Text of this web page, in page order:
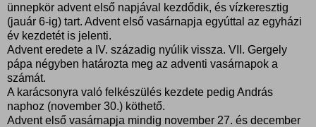
ünnepkör advent első napjával kezdődik, és vízkeresztig
(jauár 6-ig) tart. Advent első vasárnapja egyúttal az egyházi
év kezdetét is jelenti.
Advent eredete a IV. századig nyúlik vissza. VII. Gergely
pápa négyben határozta meg az adventi vasárnapok a
számát.
A karácsonyra való felkészülés kezdete pedig András
naphoz (november 30.) köthető.
Advent első vasárnapja mindig november 27. és december